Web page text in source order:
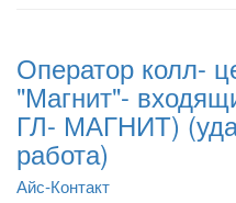
Оператор колл-
"Магнит"-
ГЛ- МАГНИТ)
работа)
Айс-Контакт